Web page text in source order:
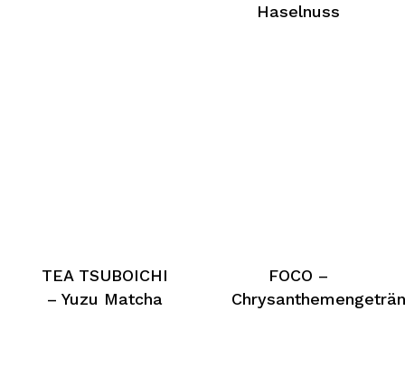
Haselnuss
TEA TSUBOICHI
– Yuzu Matcha
FOCO –